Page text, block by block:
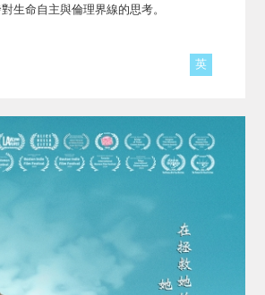
生命自主與倫理界線的思考。
英